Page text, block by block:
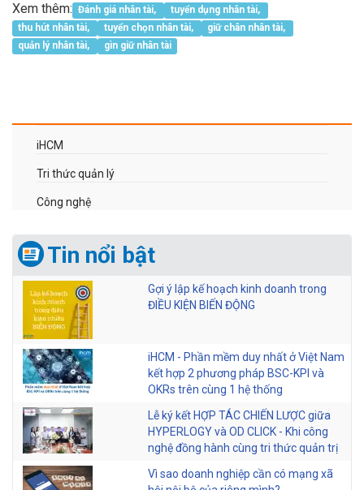
Xem thêm: Đánh giá nhân tài,
tuyển dụng nhân tài,
thu hút nhân tài,
tuyển chọn nhân tài,
giữ chân nhân tài,
quản lý nhân tài,
gìn giữ nhân tài
iHCM
Tri thức quản lý
Công nghệ
Tin nổi bật
Gợi ý lập kế hoạch kinh doanh trong
ĐIỀU KIỆN BIẾN ĐỘNG
iHCM - Phần mềm duy nhất ở Việt Nam
kết hợp 2 phương pháp BSC-KPI và
OKRs trên cùng 1 hệ thống
Lễ ký kết HỢP TÁC CHIẾN LƯỢC giữa
HYPERLOGY và OD CLICK - Khi công
nghệ đồng hành cùng tri thức quản trị
Vì sao doanh nghiệp cần có mạng xã